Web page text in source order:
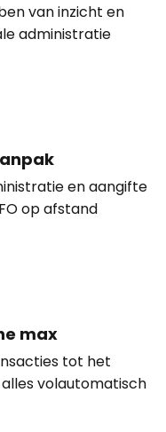
van inzicht en
administratie
en aangifte
op afstand
max
tot het
volautomatisch